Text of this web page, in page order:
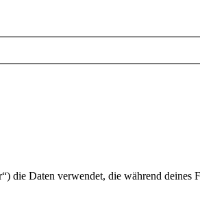
Daten verwendet, die während deines